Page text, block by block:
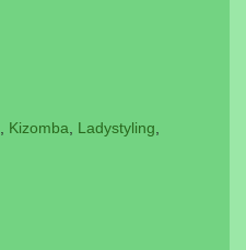
Kizomba Ladystyling